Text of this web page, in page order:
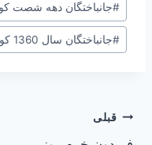
#جانباختگان دهه شصت
#جانباختگان سال 1360 کومه له
راهبری
قبلی